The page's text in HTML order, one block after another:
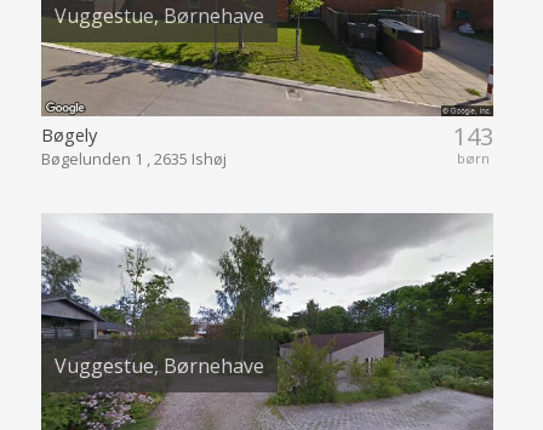
Vuggestue, Børnehave
143
børn
Bøgely
Bøgelunden 1 , 2635 Ishøj
Vuggestue, Børnehave